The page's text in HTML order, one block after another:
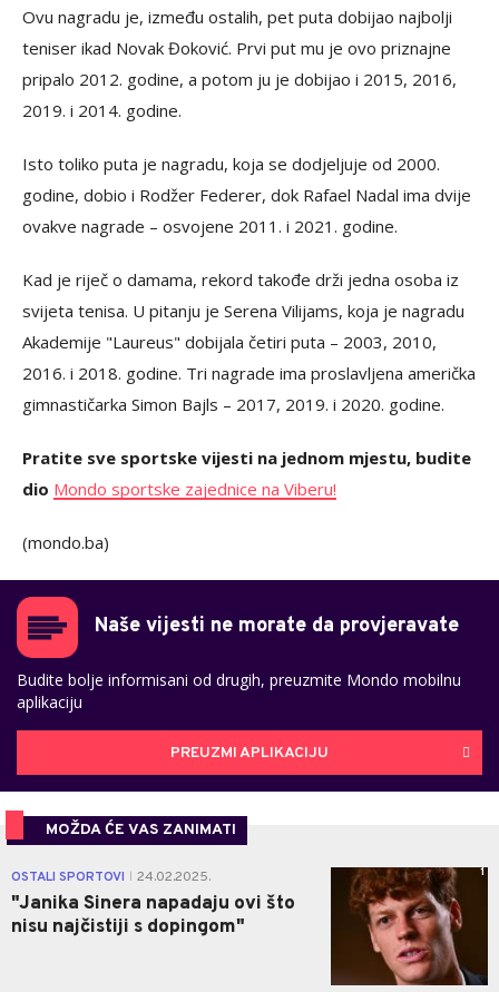
Ovu nagradu je, između ostalih, pet puta dobijao najbolji
teniser ikad Novak Đoković. Prvi put mu je ovo priznajne
pripalo 2012. godine, a potom ju je dobijao i 2015, 2016,
2019. i 2014. godine.
Isto toliko puta je nagradu, koja se dodjeljuje od 2000.
godine, dobio i Rodžer Federer, dok Rafael Nadal ima dvije
ovakve nagrade – osvojene 2011. i 2021. godine.
Kad je riječ o damama, rekord takođe drži jedna osoba iz
svijeta tenisa. U pitanju je Serena Vilijams, koja je nagradu
Akademije "Laureus" dobijala četiri puta – 2003, 2010,
2016. i 2018. godine. Tri nagrade ima proslavljena američka
gimnastičarka Simon Bajls – 2017, 2019. i 2020. godine.
Pratite sve sportske vijesti na jednom mjestu, budite
dio Mondo sportske zajednice na Viberu!
(mondo.ba)
Naše vijesti ne morate da provjeravate
Budite bolje informisani od drugih, preuzmite Mondo mobilnu
aplikaciju
PREUZMI APLIKACIJU
MOŽDA ĆE VAS ZANIMATI
OSTALI SPORTOVI 24.02.2025.
"Janika Sinera napadaju ovi što
nisu najčistiji s dopingom"
1